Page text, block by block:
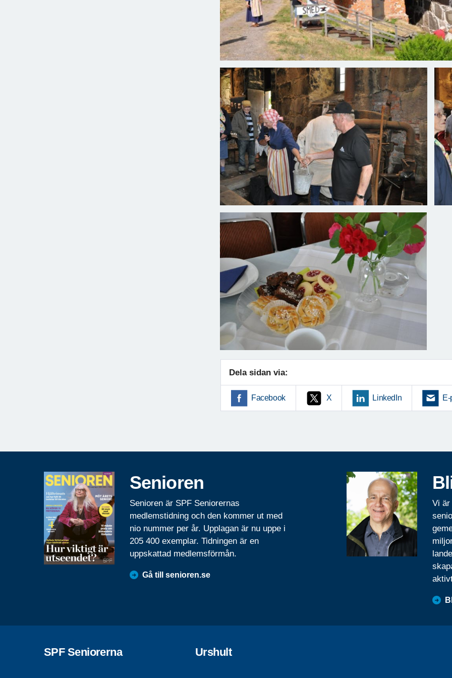
Dela sidan via:
Facebook X LinkedIn
Senioren
Senioren är SPF Seniorernas
medlemstidning och den kommer ut med
nio nummer per år. Upplagan är nu uppe i
205 400 exemplar. Tidningen är en
uppskattad medlemsförmån.
Gå till senioren.se
Vi är
SPF Seniorerna Urshult